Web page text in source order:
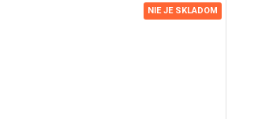
NIE JE SKLADOM